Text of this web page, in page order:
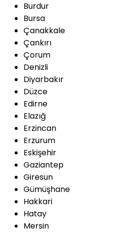
Burdur
Bursa
Çanakkale
Çankırı
Çorum
Denizli
Diyarbakır
Düzce
Edirne
Elazığ
Erzincan
Erzurum
Eskişehir
Gaziantep
Giresun
Gümüşhane
Hakkari
Hatay
Mersin